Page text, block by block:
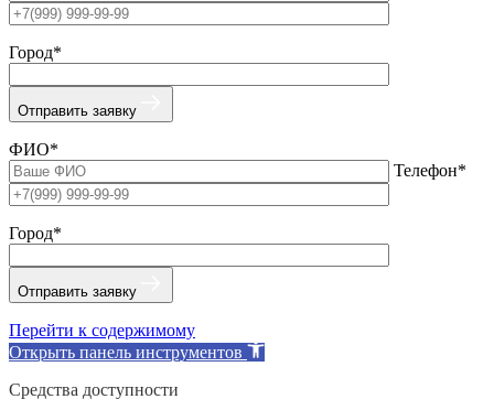
Город*
Отправить заявку
ФИО*
Телефон*
Город*
Отправить заявку
Перейти к содержимому
Открыть панель инструментов
Средства доступности